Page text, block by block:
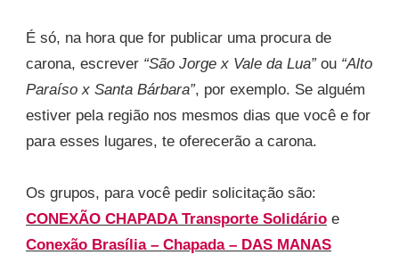
É só, na hora que for publicar uma procura de
carona, escrever “São Jorge x Vale da Lua” ou “Alto
Paraíso x Santa Bárbara”, por exemplo. Se alguém
estiver pela região nos mesmos dias que você e for
para esses lugares, te oferecerão a carona.
Os grupos, para você pedir solicitação são:
CONEXÃO CHAPADA Transporte Solidário e
Conexão Brasília – Chapada – DAS MANAS